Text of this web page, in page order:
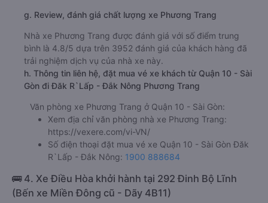
g. Review, đánh giá chất lượng xe Phương Trang
Nhà xe Phương Trang được đánh giá với số điểm trung
bình là 4.8/5 dựa trên 3952 đánh giá của khách hàng đã
trải nghiệm dịch vụ của nhà xe này.
h. Thông tin liên hệ, đặt mua vé xe khách từ Quận 10 - Sài
Gòn đi Đăk R`Lấp - Đắk Nông Phương Trang
Văn phòng xe Phương Trang ở Quận 10 - Sài Gòn:
Xem địa chỉ văn phòng nhà xe Phương Trang:
https://vexere.com/vi-VN/
Số điện thoại đặt mua vé xe Quận 10 - Sài Gòn Đăk
R`Lấp - Đắk Nông: 1900 888684
🚌 4. Xe Điều Hòa khởi hành tại 292 Đinh Bộ Lĩnh
(Bến xe Miền Đông cũ - Dãy 4B11)